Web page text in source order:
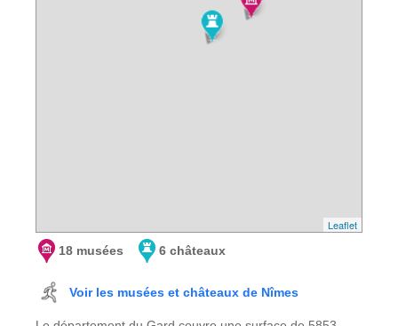
Leaflet
18 musées
6 châteaux
Voir les musées et châteaux de Nîmes